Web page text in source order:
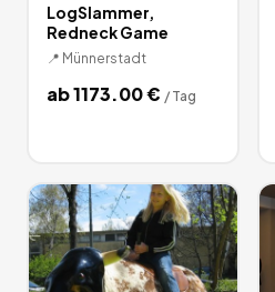
LogSlammer,
Redneck Game
📍 Münnerstadt
ab1173.00€ / Tag